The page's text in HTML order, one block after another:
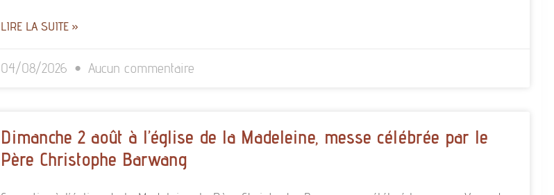
LIRE LA SUITE »
04/08/2026 Aucun commentaire
Dimanche 2 août à l’église de la Madeleine, messe célébrée par le
Père Christophe Barwang